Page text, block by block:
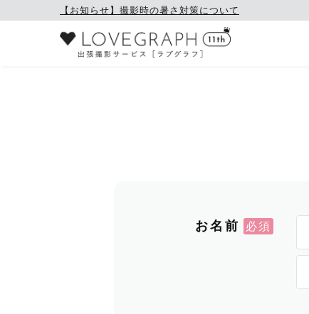
【お知らせ】撮影時の暑さ対策について
お名前